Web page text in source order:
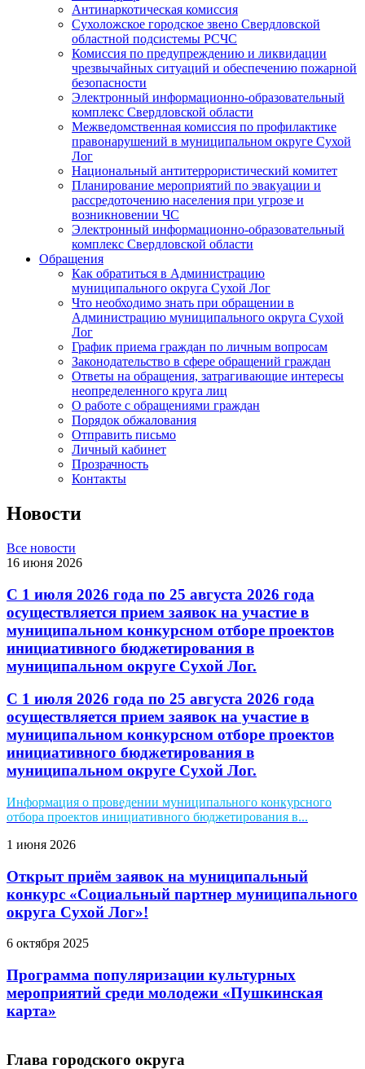
Антинаркотическая комиссия
Сухоложское городское звено Свердловской
областной подсистемы РСЧС
Комиссия по предупреждению и ликвидации
чрезвычайных ситуаций и обеспечению пожарной
безопасности
Электронный информационно-образовательный
комплекс Cвердловской области
Межведомственная комиссия по профилактике
правонарушений в муниципальном округе Сухой
Лог
Национальный антитеррористический комитет
Планирование мероприятий по эвакуации и
рассредоточению населения при угрозе и
возникновении ЧС
Электронный информационно-образовательный
комплекс Свердловской области
Обращения
Как обратиться в Администрацию
муниципального округа Сухой Лог
Что необходимо знать при обращении в
Администрацию муниципального округа Сухой
Лог
График приема граждан по личным вопросам
Законодательство в сфере обращений граждан
Ответы на обращения, затрагивающие интересы
неопределенного круга лиц
О работе с обращениями граждан
Порядок обжалования
Отправить письмо
Личный кабинет
Прозрачность
Контакты
Новости
Все новости
16 июня 2026
С 1 июля 2026 года по 25 августа 2026 года
осуществляется прием заявок на участие в
муниципальном конкурсном отборе проектов
инициативного бюджетирования в
муниципальном округе Сухой Лог.
С 1 июля 2026 года по 25 августа 2026 года
осуществляется прием заявок на участие в
муниципальном конкурсном отборе проектов
инициативного бюджетирования в
муниципальном округе Сухой Лог.
Информация о проведении муниципального конкурсного
отбора проектов инициативного бюджетирования в...
1 июня 2026
Открыт приём заявок на муниципальный
конкурс «Социальный партнер муниципального
округа Сухой Лог»!
6 октября 2025
Программа популяризации культурных
мероприятий среди молодежи «Пушкинская
карта»
Глава городского округа